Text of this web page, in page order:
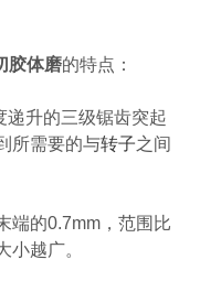
胶体磨的特点：
递升的三级锯齿突起
所需要的与转子之间
端的0.7mm ，范围比
小越广。